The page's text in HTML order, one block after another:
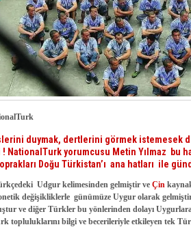
duymak, dertlerini görmek istemesek
NationalTurk yorumcusu Metin Yılmaz bu
Doğu Türkistan’ı ana hatları ile
Udgur kelimesinden gelmiştir ve Çin
değişikliklerle günümüze Uygur olarak
ve diğer Türkler bu yönlerinden dolayı
topluluklarını bilgi ve becerileriyle etkileyen tek